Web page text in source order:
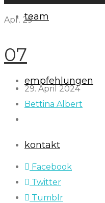
team
empfehlungen
kontakt
Apr. 29
07
29. April 2024
Bettina Albert
Facebook
Twitter
Tumblr